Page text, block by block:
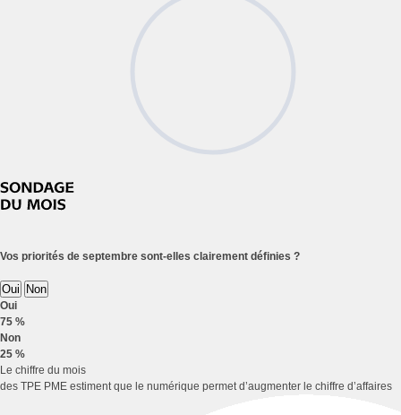
Vos priorités de septembre sont-elles clairement définies ?
Oui Non
Oui
75 %
Non
25 %
Le chiffre du mois
des TPE PME estiment que le numérique permet d’augmenter le chiffre d’affaires